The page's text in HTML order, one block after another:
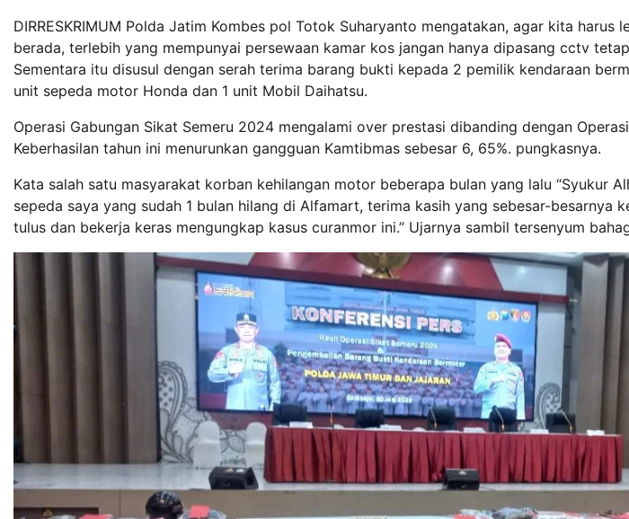
DIRRESKRIMUM Polda Jatim Kombes pol Totok Suharyanto mengatakan, agar kita harus
berada, terlebih yang mempunyai persewaan kamar kos jangan hanya dipasang cctv
Sementara itu disusul dengan serah terima barang bukti kepada 2 pemilik kendaraan
unit sepeda motor Honda dan 1 unit Mobil Daihatsu.
Operasi Gabungan Sikat Semeru 2024 mengalami over prestasi dibanding dengan
Keberhasilan tahun ini menurunkan gangguan Kamtibmas sebesar 6, 65%. pungkasnya.
Kata salah satu masyarakat korban kehilangan motor beberapa bulan yang lalu “Syukur
sepeda saya yang sudah 1 bulan hilang di Alfamart, terima kasih yang sebesar-besarnya
tulus dan bekerja keras mengungkap kasus curanmor ini.” Ujarnya sambil tersenyum